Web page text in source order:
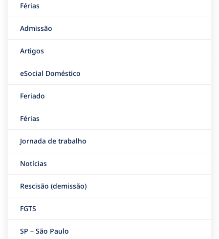
Férias
Admissão
Artigos
eSocial Doméstico
Feriado
Férias
Jornada de trabalho
Notícias
Rescisão (demissão)
FGTS
SP – São Paulo